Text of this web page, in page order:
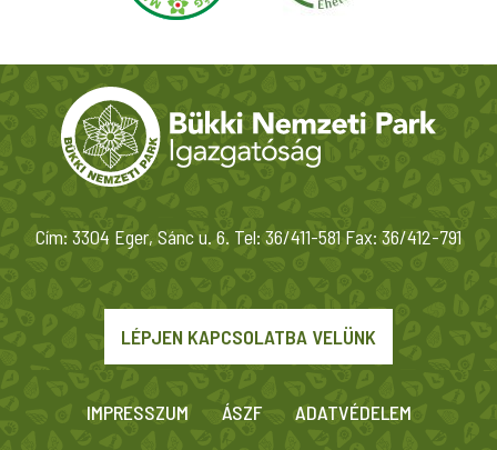
Cím: 3304 Eger, Sánc u. 6. Tel: 36/411-581 Fax: 36/412-791
LÉPJEN KAPCSOLATBA VELÜNK
IMPRESSZUM ÁSZF ADATVÉDELEM